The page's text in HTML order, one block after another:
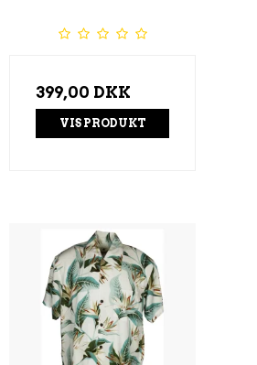
399,00 DKK
VIS PRODUKT